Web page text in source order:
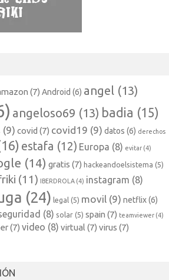
(7) Android (6) angel (13)
angeloso69 (13) badia (15)
(9) covid (7) covid19 (9) datos (6) derechos
estafa (12) Europa (8) evitar (4)
(14) gratis (7) hackeandoelsistema (5)
(11) IBERDROLA (4) instagram (8)
(24) legal (5) movil (9) netflix(6)
(8) solar (5) spain (7) teamviewer (4)
(7) video (8) virtual (7) virus (7)